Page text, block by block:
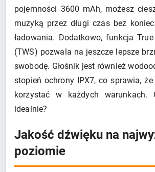
pojemności 3600 mAh, możesz
muzyką przez długi czas bez
ładowania. Dodatkowo, funkcja
(TWS) pozwala na jeszcze lepsze
swobodę. Głośnik jest również
stopień ochrony IPX7, co sprawia,
korzystać w każdych warunkach.
idealnie?
Jakość dźwięku na
poziomie